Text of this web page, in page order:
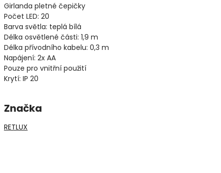
Girlanda pletné čepičky
Počet LED: 20
Barva světla: teplá bílá
Délka osvětlené části: 1,9 m
Délka přívodního kabelu: 0,3 m
Napájení: 2x AA
Pouze pro vnitřní použití
Krytí: IP 20
Značka
RETLUX